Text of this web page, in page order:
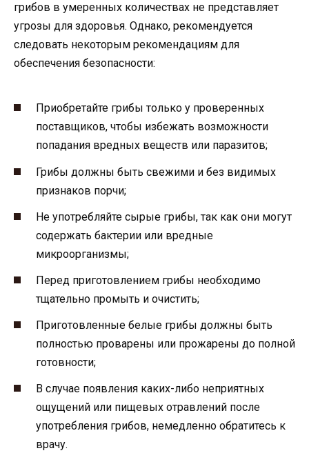
грибов в умеренных количествах не представляет
угрозы для здоровья. Однако, рекомендуется
следовать некоторым рекомендациям для
обеспечения безопасности:
Приобретайте грибы только у проверенных
поставщиков, чтобы избежать возможности
попадания вредных веществ или паразитов;
Грибы должны быть свежими и без видимых
признаков порчи;
Не употребляйте сырые грибы, так как они могут
содержать бактерии или вредные
микроорганизмы;
Перед приготовлением грибы необходимо
тщательно промыть и очистить;
Приготовленные белые грибы должны быть
полностью проварены или прожарены до полной
готовности;
В случае появления каких-либо неприятных
ощущений или пищевых отравлений после
употребления грибов, немедленно обратитесь к
врачу.